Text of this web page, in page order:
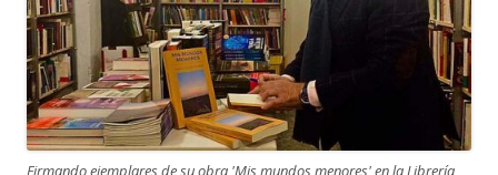
Firmando ejemplares de su obra 'Mis mundos menores' en la Librería